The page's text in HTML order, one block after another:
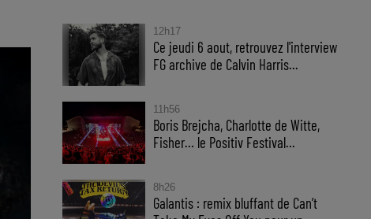
12h17
Ce jeudi 6 aout, retrouvez l'interview
FG archive de Calvin Harris...
11h56
Boris Brejcha, Charlotte de Witte,
Fisher… le Positiv Festival...
8h26
Galantis : remix bluffant de Can’t